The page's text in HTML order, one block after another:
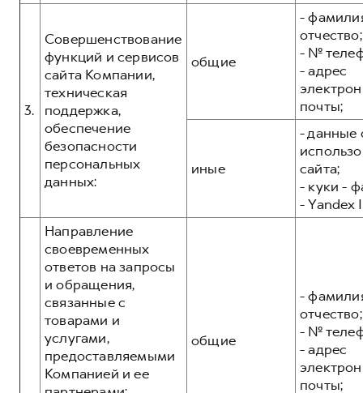
3.
Совершенствование
функций и сервисов
сайта Компании,
техническая
поддержка,
обеспечение
безопасности
персональных
данных:
общие
-
отчество;
- №
- адрес
почты;
иные
- данные
сайта;
- куки -
- Yandex
Направление
своевременных
ответов на запросы
и обращения,
связанные с
товарами и
услугами,
предоставляемыми
Компанией и ее
общие
-
отчество;
- №
- адрес
почты;